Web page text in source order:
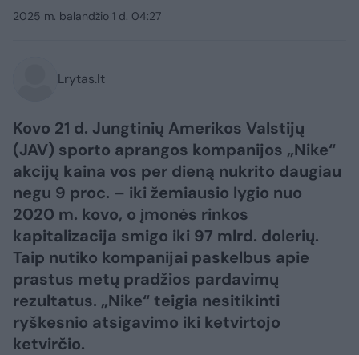
2025 m. balandžio 1 d. 04:27
Lrytas.lt
Kovo 21 d. Jungtinių Amerikos Valstijų
(JAV) sporto aprangos kompanijos „Nike“
akcijų kaina vos per dieną nukrito daugiau
negu 9 proc. – iki žemiausio lygio nuo
2020 m. kovo, o įmonės rinkos
kapitalizacija smigo iki 97 mlrd. dolerių.
Taip nutiko kompanijai paskelbus apie
prastus metų pradžios pardavimų
rezultatus. „Nike“ teigia nesitikinti
ryškesnio atsigavimo iki ketvirtojo
ketvirčio.